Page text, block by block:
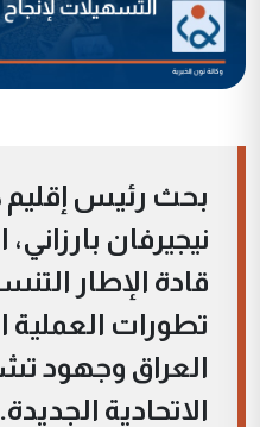
بحث رئيس إقليم
نيجيرفان بارزاني،
قادة الإطار
تطورات
العراق وجهود
الاتحادية الجديدة.